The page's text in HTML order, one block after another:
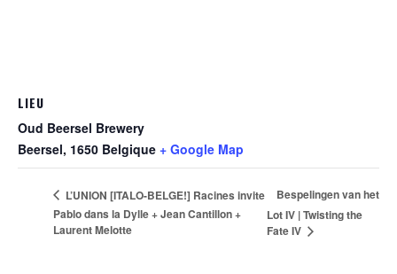
LIEU
Oud Beersel Brewery
Beersel, 1650 Belgique + Google Map
L’UNION [ITALO-BELGE!] Racines invite
Pablo dans la Dylle + Jean Cantillon +
Laurent Melotte
Bespelingen van het
Lot IV | Twisting the
Fate IV